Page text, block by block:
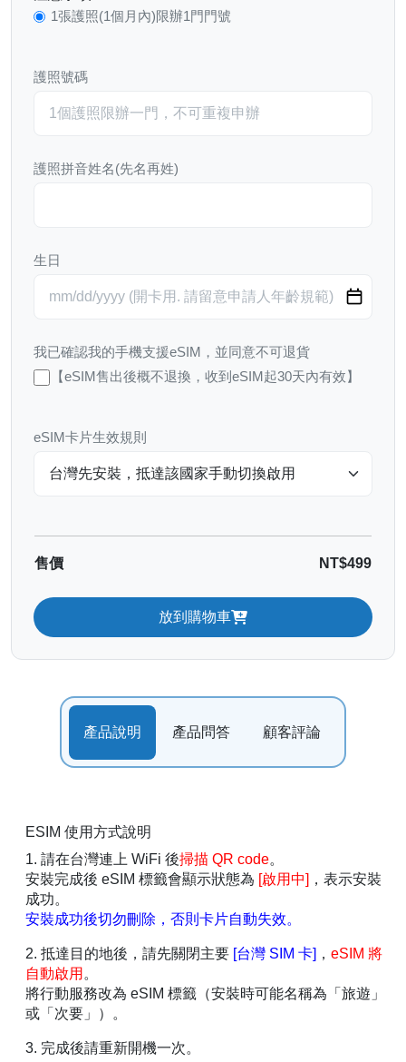
1張護照(1個月內)限辦1門門號
護照號碼
護照拼音姓名(先名再姓)
生日
我已確認我的手機支援eSIM，並同意不可退貨
【eSIM售出後概不退換，收到eSIM起30天內有效】
eSIM卡片生效規則
售價 NT$499
放到購物車
產品說明 產品問答 顧客評論
ESIM 使用方式說明
1. 請在台灣連上 WiFi 後掃描 QR code。
安裝完成後 eSIM 標籤會顯示狀態為 [啟用中] ，表示安裝
成功。
安裝成功後切勿刪除，否則卡片自動失效。
2. 抵達目的地後，請先關閉主要 [台灣 SIM 卡] ， eSIM 將
自動啟用 。
將行動服務改為 eSIM 標籤（安裝時可能名稱為「旅遊」
或「次要」）。
3. 完成後請重新開機一次。